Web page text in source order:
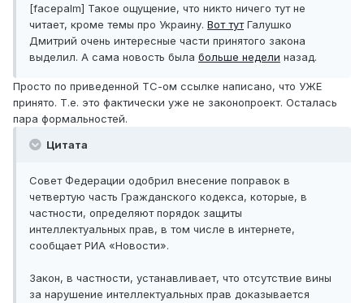
[facepalm] Такое ощущение, что никто ничего тут не
читает, кроме темы про Украину. Вот тутГалушко
Дмитрий очень интересные части принятого закона
выделил. А сама новость была больше недели назад.
Просто по приведенной ТС-ом ссылке написано, что УЖЕ
принято. Т.е. это фактически уже не законопроект. Осталась
пара формальностей.
Цитата
Совет Федерации одобрил внесение поправок в
четвертую часть Гражданского кодекса, которые, в
частности, определяют порядок защиты
интеллектуальных прав, в том числе в интернете,
сообщает РИА «Новости».
Закон, в частности, устанавливает, что отсутствие вины
за нарушение интеллектуальных прав доказывается